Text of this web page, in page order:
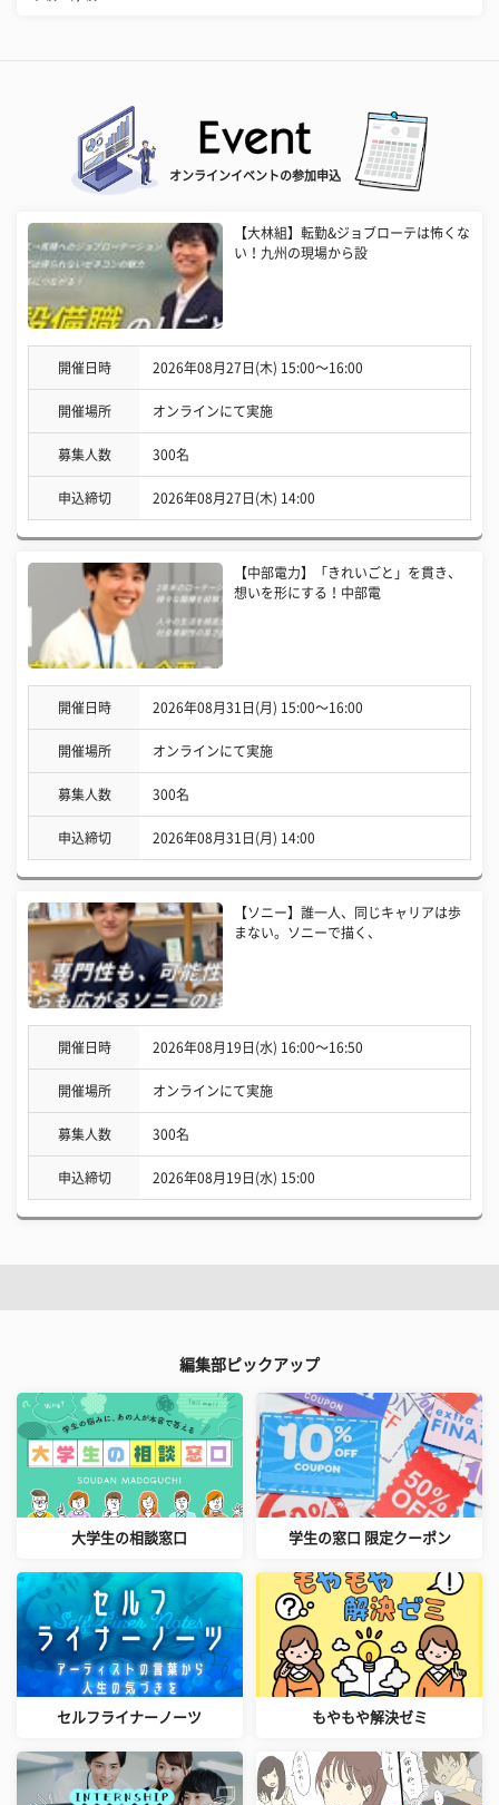
オンラインイベントの参加申込
【大林組】転勤&ジョブローテは怖くな
い！九州の現場から設
開催日時 2026年08月27日(木) 15:00〜16:00
開催場所 オンラインにて実施
募集人数 300名
申込締切 2026年08月27日(木) 14:00
【中部電力】「きれいごと」を貫き、
想いを形にする！中部電
開催日時 2026年08月31日(月) 15:00〜16:00
開催場所 オンラインにて実施
募集人数 300名
申込締切 2026年08月31日(月) 14:00
【ソニー】誰一人、同じキャリアは歩
まない。ソニーで描く、
開催日時 2026年08月19日(水) 16:00〜16:50
開催場所 オンラインにて実施
募集人数 300名
申込締切 2026年08月19日(水) 15:00
編集部ピックアップ
大学生の相談窓口 学生の窓口 限定クーポン
セルフライナーノーツ もやもや解決ゼミ